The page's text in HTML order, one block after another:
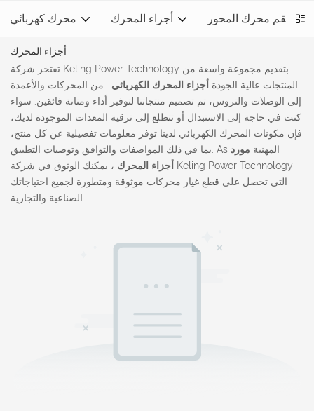
محرك كهربائي أجزاء المحرك طقم محرك المحور
أجزاء المحرك
تفتخر شركة Keling Power Technology بتقديم مجموعة واسعة من
المنتجات عالية الجودة
أجزاء المحرك الكهربائي . من المحركات والأعمدة
إلى الوصلات والتروس، تم تصميم منتجاتنا لتوفير أداء ومتانة فائقين. سواء
كنت في حاجة إلى الاستبدال أو تتطلع إلى ترقية المعدات الموجودة لديك،
فإن مكونات المحرك الكهربائي لدينا توفر معلومات تفصيلية عن كل منتج،
بما في ذلك المواصفات والتوافق وتوصيات التطبيق. As المهنية مورد
أجزاء المحرك ، يمكنك الوثوق في شركة Keling Power Technology
التي تحصل على قطع غيار محركات موثوقة ومتطورة لجميع احتياجاتك
الصناعية والتجارية.